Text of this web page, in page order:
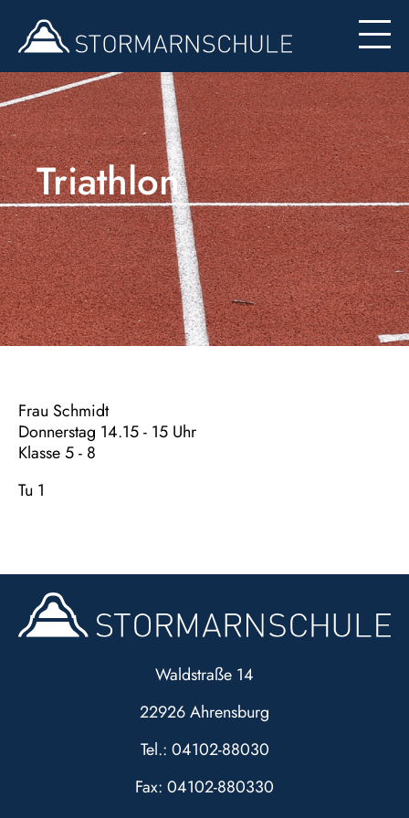
Formulare
Triathlon
Frau Schmidt
Donnerstag 14.15 - 15 Uhr
Klasse 5 - 8
Tu 1
Waldstraße 14
22926 Ahrensburg
Tel.: 04102-88030
Fax: 04102-880330